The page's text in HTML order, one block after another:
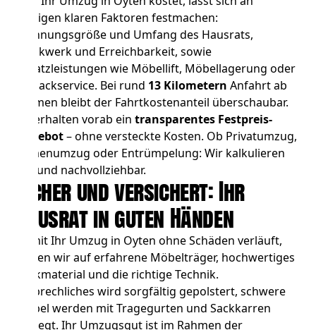
wenigen klaren Faktoren festmachen:
Wohnungsgröße und Umfang des Hausrats,
Stockwerk und Erreichbarkeit, sowie
Zusatzleistungen wie Möbellift, Möbellagerung oder
Einpackservice. Bei rund 13 Kilometern Anfahrt ab
Bremen bleibt der Fahrtkostenanteil überschaubar.
Sie erhalten vorab eintransparentes Festpreis-
Angebot– ohne versteckte Kosten. Ob Privatumzug,
Firmenumzug oder Entrümpelung: Wir kalkulieren
fair und nachvollziehbar.
Sicher und versichert: Ihr
Hausrat in guten Händen
Damit Ihr Umzug in Oyten ohne Schäden verläuft,
setzen wir auf erfahrene Möbelträger, hochwertiges
Packmaterial und die richtige Technik.
Zerbrechliches wird sorgfältig gepolstert, schwere
Möbel werden mit Tragegurten und Sackkarren
bewegt. Ihr Umzugsgut ist im Rahmen der